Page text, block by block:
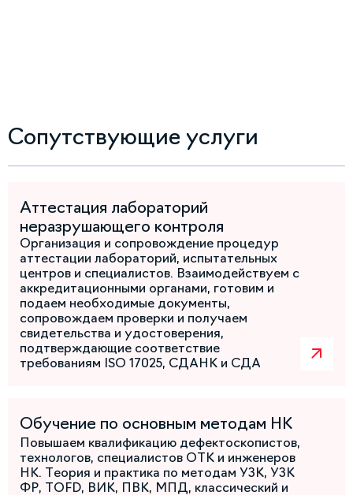
Сопутствующие услуги
Аттестация лабораторий
неразрушающего контроля
Организация и сопровождение процедур
аттестации лабораторий, испытательных
центров и специалистов. Взаимодействуем с
аккредитационными органами, готовим и
подаем необходимые документы,
сопровождаем проверки и получаем
свидетельства и удостоверения,
подтверждающие соответствие
требованиям ISO 17025, СДАНК и СДА
Обучение по основным методам НК
Повышаем квалификацию дефектоскопистов,
технологов, специалистов ОТК и инженеров
НК. Теория и практика по методам УЗК, УЗК
ФР, TOFD, ВИК, ПВК, МПД, классический и